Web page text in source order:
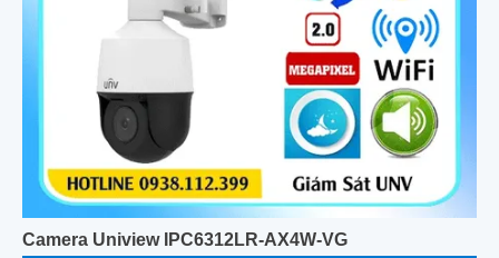
Camera Uniview IPC6312LR-AX4W-VG